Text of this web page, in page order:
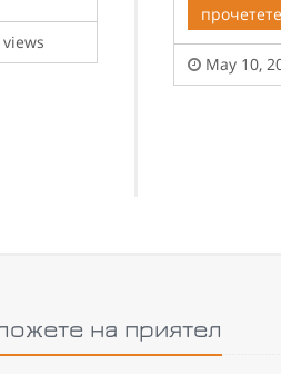
May 10,
на приятел